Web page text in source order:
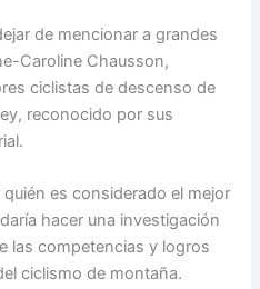
de mencionar a grandes
Caroline Chausson,
ciclistas de descenso de
reconocido por sus
es considerado el mejor
hacer una investigación
las competencias y logros
ciclismo de montaña.